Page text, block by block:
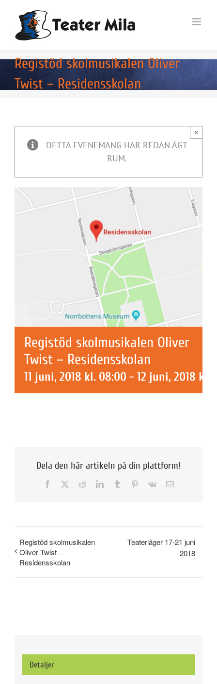
innehållet
Registöd skolmusikalen Oliver
Twist – Residensskolan
DETTA EVENEMANG HAR REDAN ÄGT
RUM.
×
Registöd skolmusikalen Oliver
Twist – Residensskolan
11 juni, 2018 kl. 08:00 - 12 juni, 2018 kl.
Dela den här artikeln på din plattform!
Facebook RedditLinkedInTumblr Pinterest
Vk
E-
Registöd skolmusikalen
Oliver Twist –
Residensskolan
Teaterläger 17-21 juni
2018
Detaljer